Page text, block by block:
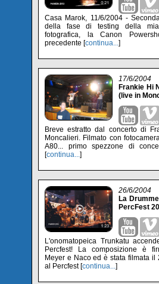
Casa Marok, 11/6/2004 -
della fase di testing della
fotografica, la Canon
precedente [continua...]
17/6/2004
Frankie Hi
(live in
Breve estratto dal concerto di
Moncalieri. Filmato con
A80... primo spezzone di
[continua...]
26/6/2004
La
PercFest
L'onomatopeica Trunkatu
Percfest! La composizione è
Meyer e Naco ed è stata filmata
al Percfest [continua...]